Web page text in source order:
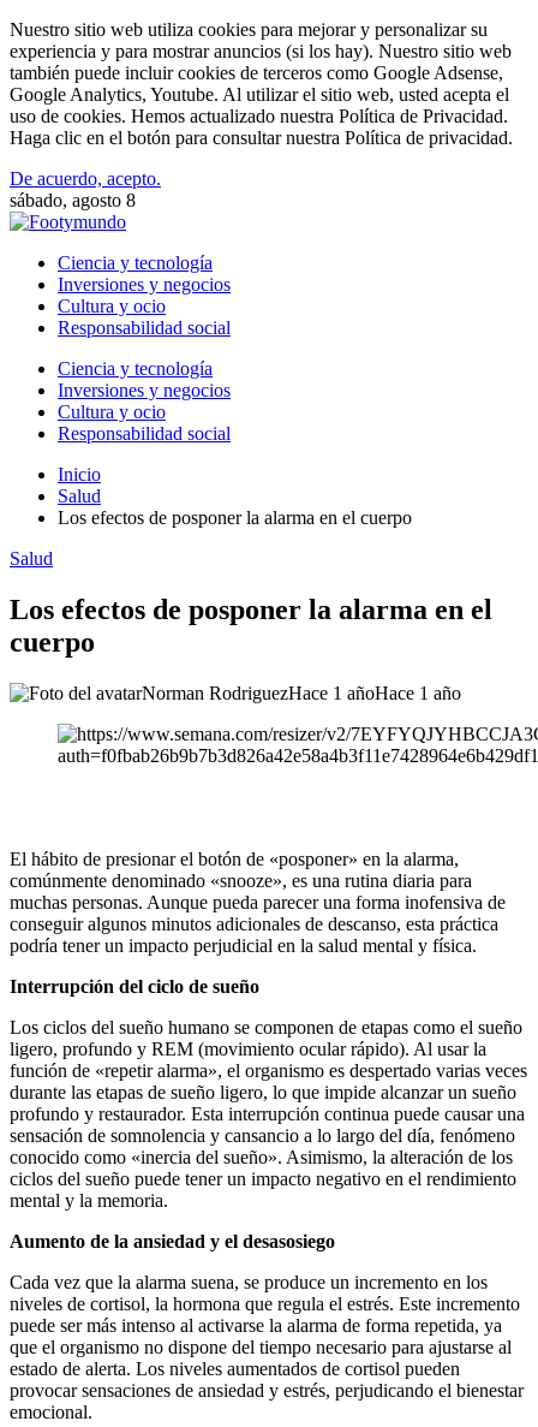
Nuestro sitio web utiliza cookies para mejorar y personalizar su
experiencia y para mostrar anuncios (si los hay). Nuestro sitio web
también puede incluir cookies de terceros como Google Adsense,
Google Analytics, Youtube. Al utilizar el sitio web, usted acepta el
uso de cookies. Hemos actualizado nuestra Política de Privacidad.
Haga clic en el botón para consultar nuestra Política de privacidad.
De acuerdo, acepto.
sábado, agosto 8
Ciencia y tecnología
Inversiones y negocios
Cultura y ocio
Responsabilidad social
Ciencia y tecnología
Inversiones y negocios
Cultura y ocio
Responsabilidad social
Inicio
Salud
Los efectos de posponer la alarma en el cuerpo
Salud
Los efectos de posponer la alarma en el
cuerpo
Norman RodriguezHace 1 añoHace 1 año
El hábito de presionar el botón de «posponer» en la alarma,
comúnmente denominado «snooze», es una rutina diaria para
muchas personas. Aunque pueda parecer una forma inofensiva de
conseguir algunos minutos adicionales de descanso, esta práctica
podría tener un impacto perjudicial en la salud mental y física.
Interrupción del ciclo de sueño
Los ciclos del sueño humano se componen de etapas como el sueño
ligero, profundo y REM (movimiento ocular rápido). Al usar la
función de «repetir alarma», el organismo es despertado varias veces
durante las etapas de sueño ligero, lo que impide alcanzar un sueño
profundo y restaurador. Esta interrupción continua puede causar una
sensación de somnolencia y cansancio a lo largo del día, fenómeno
conocido como «inercia del sueño». Asimismo, la alteración de los
ciclos del sueño puede tener un impacto negativo en el rendimiento
mental y la memoria.
Aumento de la ansiedad y el desasosiego
Cada vez que la alarma suena, se produce un incremento en los
niveles de cortisol, la hormona que regula el estrés. Este incremento
puede ser más intenso al activarse la alarma de forma repetida, ya
que el organismo no dispone del tiempo necesario para ajustarse al
estado de alerta. Los niveles aumentados de cortisol pueden
provocar sensaciones de ansiedad y estrés, perjudicando el bienestar
emocional.